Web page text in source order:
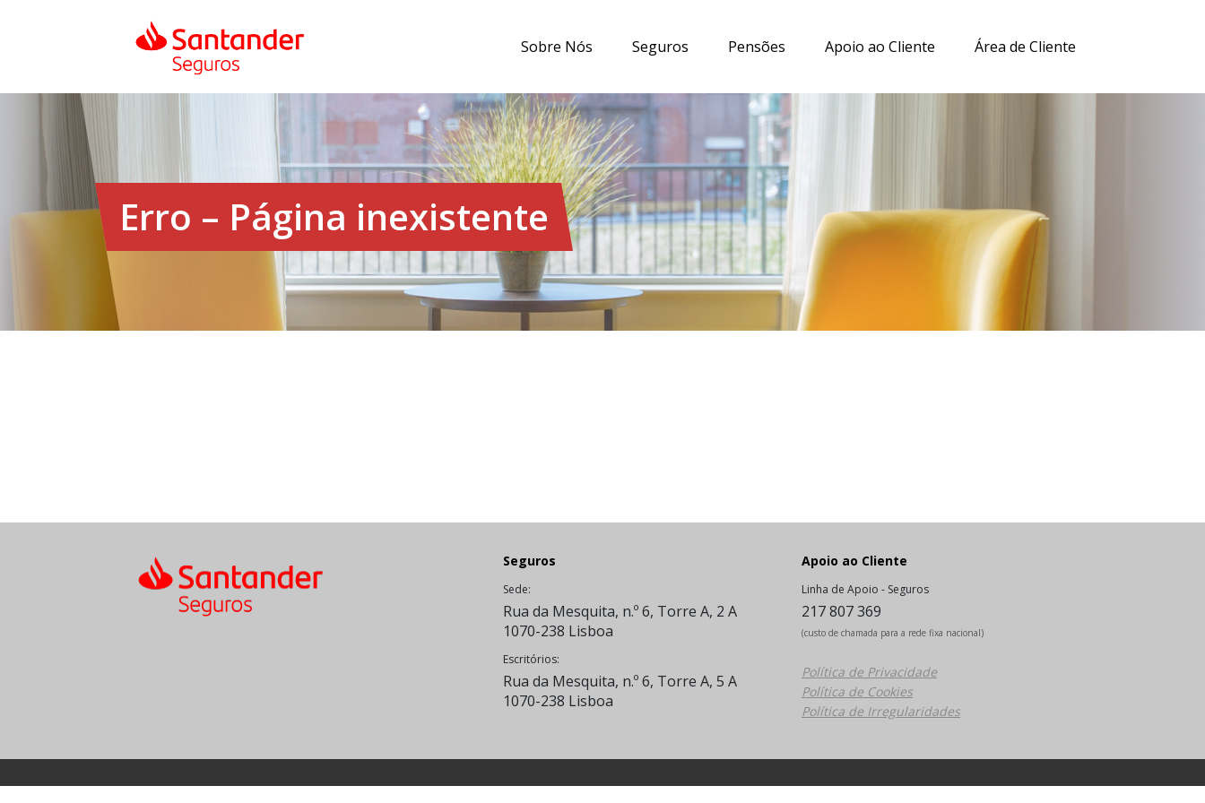
Sobre Nós Seguros Pensões Apoio ao Cliente Área de Cliente
Erro – Página inexistente
Seguros
Sede:
Rua da Mesquita, n.º 6, Torre A, 2 A
1070-238 Lisboa
Escritórios:
Rua da Mesquita, n.º 6, Torre A, 5 A
1070-238 Lisboa
Apoio ao Cliente
Linha de Apoio - Seguros
217 807 369
(custo de chamada para a rede fixa nacional)
Política de Privacidade
Política de Cookies
Política de Irregularidades